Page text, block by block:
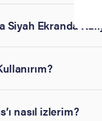
Siyah Ekranda
nasıl izlerim?